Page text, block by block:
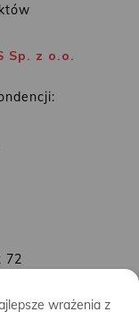
Sp. z o.o.
72
wrażenia z